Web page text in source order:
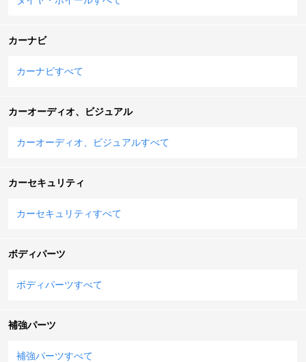
カーナビ
カーナビすべて
カーオーディオ、ビジュアル
カーオーディオ、ビジュアルすべて
カーセキュリティ
カーセキュリティすべて
ボディパーツ
ボディパーツすべて
補強パーツ
補強パーツすべて